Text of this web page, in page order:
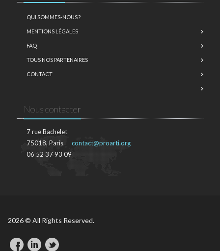
QUI SOMMES-NOUS ?
MENTIONS LÉGALES
FAQ
TOUS NOS PARTENAIRES
CONTACT
Nous contacter
7 rue Bachelet
75018, Paris
06 52 37 93 09
contact@proarti.org
2026 © All Rights Reserved.